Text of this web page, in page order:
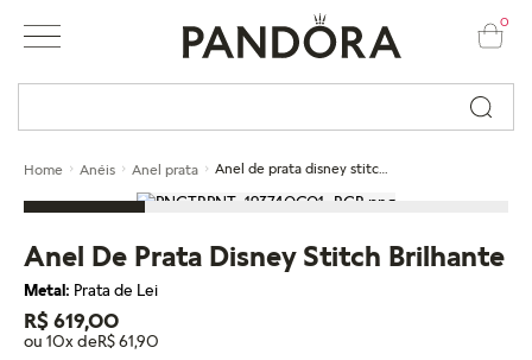
0
Busque por nome ou código...
Home Anéis Anel prata
Anel De Prata Disney Stitch Brilhante
Metal: Prata de Lei
R$ 619,00
ou 10x deR$ 61,90